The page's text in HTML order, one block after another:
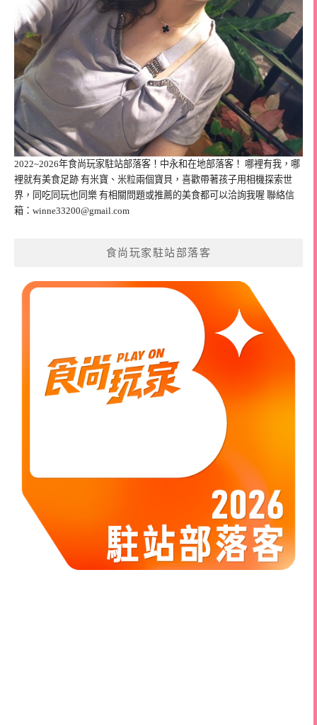
2022~2026年食尚玩家駐站部落客！中永和在地部落客！ 哪裡有我，哪
裡就有美食足跡 有米寶、米粒兩個寶貝，喜歡帶著孩子用相機探索世
界，同吃同玩也同樂 有相關問題或推薦的美食都可以洽詢我喔 聯絡信
箱： winne33200@gmail.com
食尚玩家駐站部落客